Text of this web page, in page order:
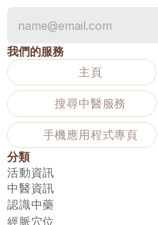
我們的服務
主頁
搜尋中醫服務
手機應用程式專頁
分類
活動資訊
中醫資訊
認識中藥
經脈穴位